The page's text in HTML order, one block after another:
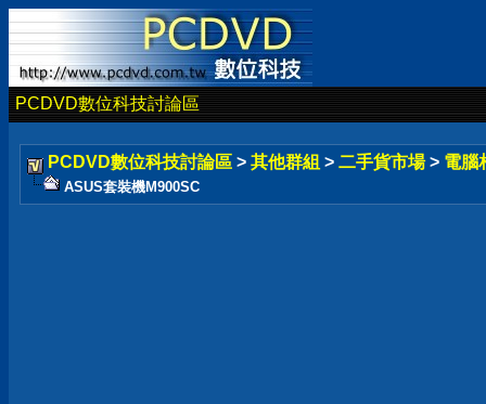
PCDVD數位科技討論區
PCDVD數位科技討論區 > 其他群組 > 二手貨市場 > 電腦
ASUS套裝機M900SC